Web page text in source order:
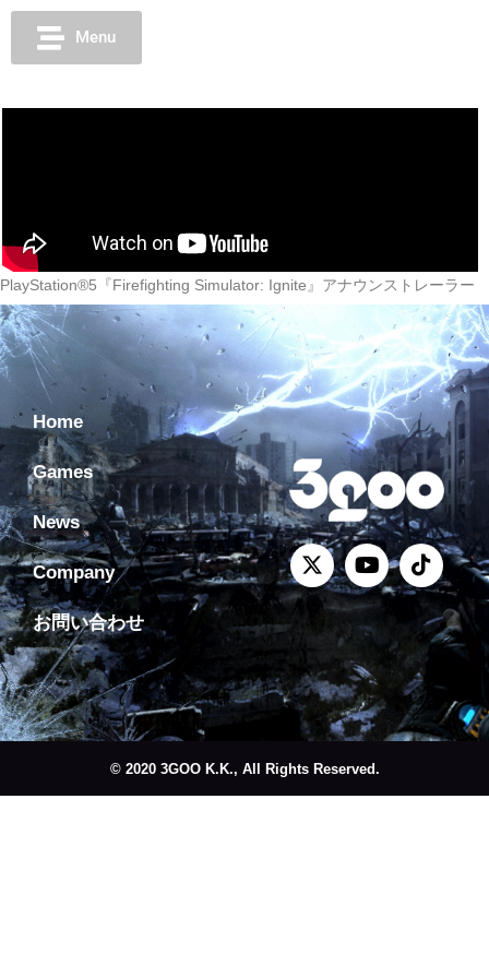
Menu
PlayStation®5『Firefighting Simulator: Ignite』アナウンストレーラー
Home
Games
News
Company
お問い合わせ
© 2020 3GOO K.K., All Rights Reserved.